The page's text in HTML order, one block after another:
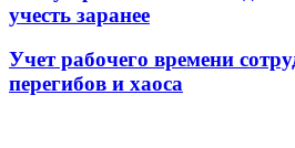
учесть заранее
Учет рабочего времени
перегибов и хаоса